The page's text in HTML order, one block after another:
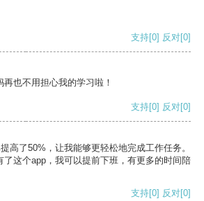
支持[0] 反对[0]
也不用担心我的学习啦！
支持[0] 反对[0]
高了50%，让我能够更轻松地完成工作任务。
了这个app，我可以提前下班，有更多的时间陪
支持[0] 反对[0]